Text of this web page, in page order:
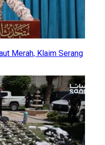
Merah, Klaim Serang